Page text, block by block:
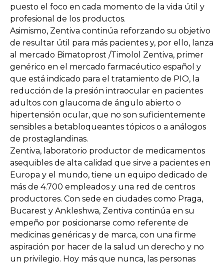
puesto el foco en cada momento de la vida útil y
profesional de los productos.
Asimismo, Zentiva continúa reforzando su objetivo
de resultar útil para más pacientes y, por ello, lanza
al mercado Bimatoprost /Timolol Zentiva, primer
genérico en el mercado farmacéutico español y
que está indicado para el tratamiento de PIO, la
reducción de la presión intraocular en pacientes
adultos con glaucoma de ángulo abierto o
hipertensión ocular, que no son suficientemente
sensibles a betabloqueantes tópicos o a análogos
de prostaglandinas.
Zentiva, laboratorio productor de medicamentos
asequibles de alta calidad que sirve a pacientes en
Europa y el mundo, tiene un equipo dedicado de
más de 4.700 empleados y una red de centros
productores. Con sede en ciudades como Praga,
Bucarest y Ankleshwa, Zentiva continúa en su
empeño por posicionarse como referente de
medicinas genéricas y de marca, con una firme
aspiración por hacer de la salud un derecho y no
un privilegio. Hoy más que nunca, las personas